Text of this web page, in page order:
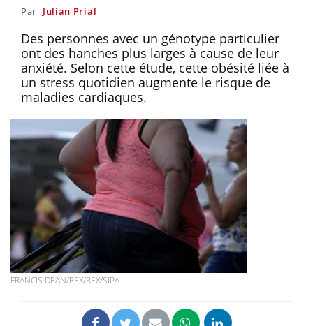
Par Julian Prial
Des personnes avec un génotype particulier
ont des hanches plus larges à cause de leur
anxiété. Selon cette étude, cette obésité liée à
un stress quotidien augmente le risque de
maladies cardiaques.
FRANCIS DEAN/REX/REX/SIPA